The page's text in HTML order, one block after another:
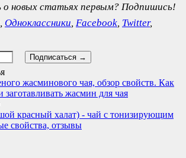
о новых статьях первым? Подпишись!
, Одноклассники, Facebook, Twitter,
жасминового чая, обзор свойств. Как
заготавливать жасмин для чая
красный халат) - чай с тонизирующим
свойства, отзывы